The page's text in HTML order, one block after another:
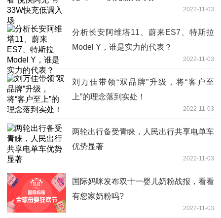
2022-11-03
分析长安阿维塔11、蔚来ES7、特斯拉
Model Y，谁是实力的代表？
2022-11-03
刘万佳带领“双品牌”升级，将“客户至
上”的理念落到实处！
2022-11-03
两轮出行备受青睐，人民出行共享电单车
优势显著
2022-11-03
国际妈咪发布双十一婴儿奶粉战报，看看
有您家奶粉吗?
2022-11-03